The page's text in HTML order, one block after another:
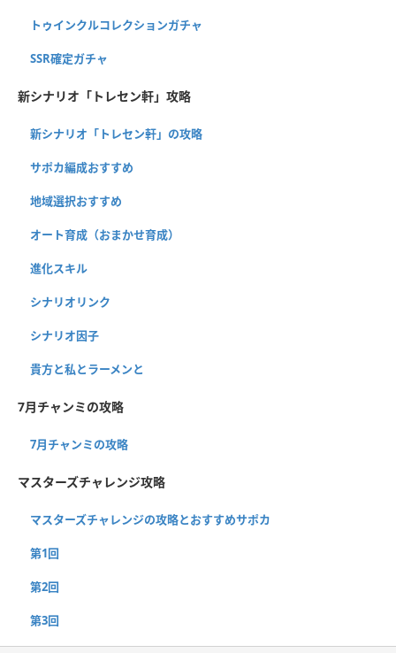
トゥインクルコレクションガチャ
SSR確定ガチャ
新シナリオ「トレセン軒」攻略
新シナリオ「トレセン軒」の攻略
サポカ編成おすすめ
地域選択おすすめ
オート育成（おまかせ育成）
進化スキル
シナリオリンク
シナリオ因子
貴方と私とラーメンと
7月チャンミの攻略
7月チャンミの攻略
マスターズチャレンジ攻略
マスターズチャレンジの攻略とおすすめサポカ
第1回
第2回
第3回